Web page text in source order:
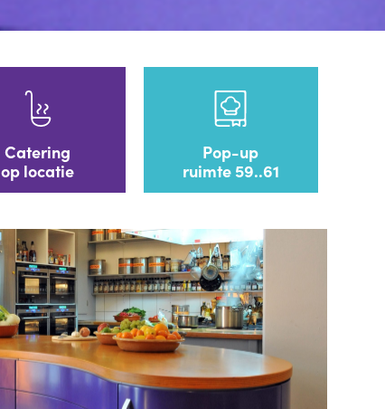
Catering
op locatie
Pop-up
ruimte 59..61